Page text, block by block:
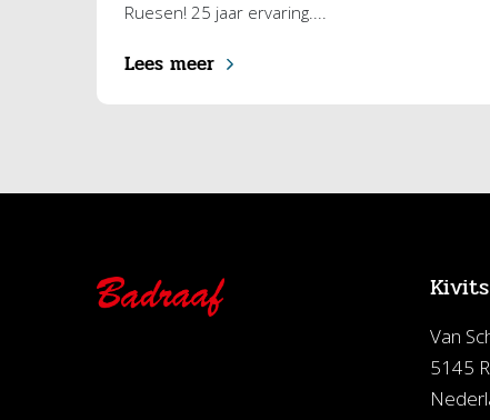
Ruesen! 25 jaar ervaring....
Lees meer
Van
5145